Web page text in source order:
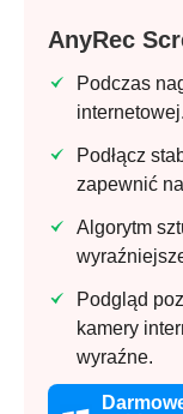
AnyRec
Podczas
internetowej.
Podłącz
zapewnić
Algorytm
Podgląd
kamery
wyraźne.